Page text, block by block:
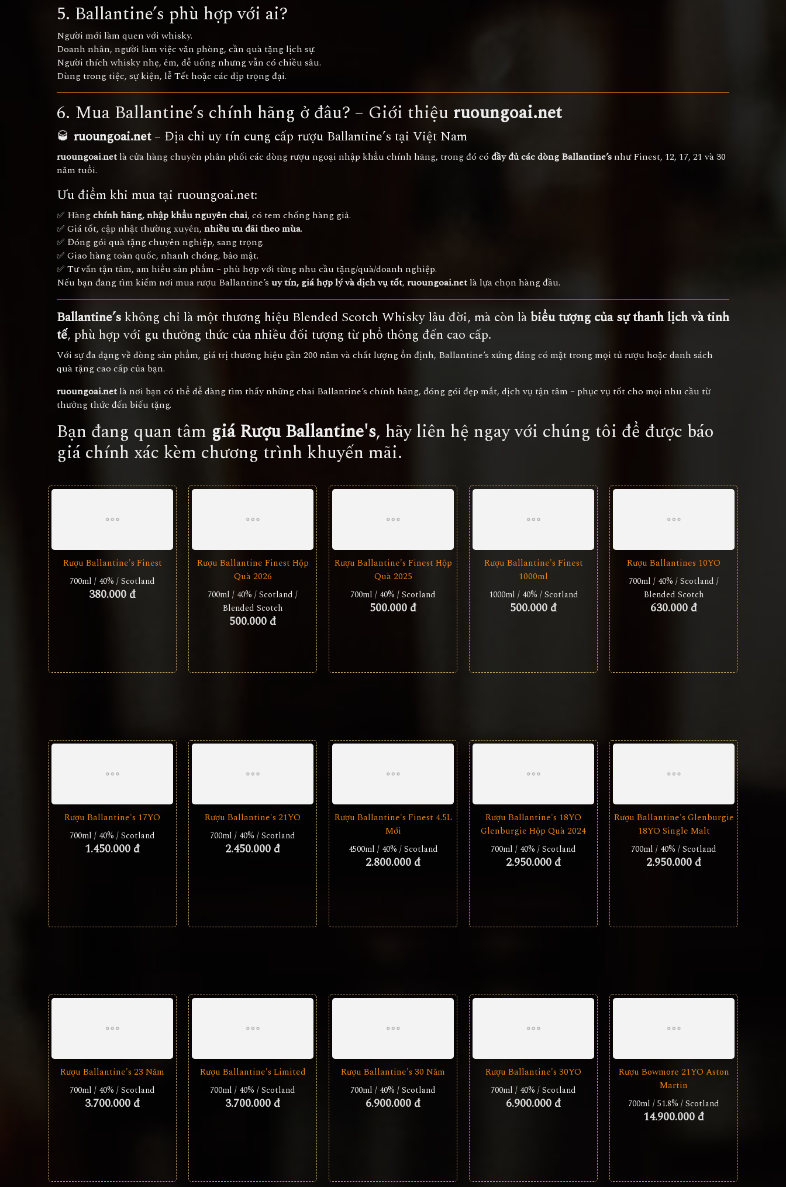
5. Ballantine’s phù hợp với ai?
Người mới làm quen với whisky.
Doanh nhân, người làm việc văn phòng, cần quà tặng lịch sự.
Người thích whisky nhẹ, êm, dễ uống nhưng vẫn có chiều sâu.
Dùng trong tiệc, sự kiện, lễ Tết hoặc các dịp trọng đại.
6. Mua Ballantine’s chính hãng ở đâu? – Giới thiệu ruoungoai.net
🥃 ruoungoai.net– Địa chỉ uy tín cung cấp rượu Ballantine’s tại Việt Nam
ruoungoai.netlà cửa hàng chuyên phân phối các dòng rượu ngoại nhập khẩu chính hãng, trong đó có đầy đủ các dòng Ballantine’snhư Finest, 12, 17, 21 và 30
năm tuổi.
Ưu điểm khi mua tại ruoungoai.net:
✅ Hàngchính hãng, nhập khẩu nguyên chai, có tem chống hàng giả.
✅ Giá tốt, cập nhật thường xuyên, nhiều ưu đãi theo mùa.
✅ Đóng gói quà tặng chuyên nghiệp, sang trọng.
✅ Giao hàng toàn quốc, nhanh chóng, bảo mật.
✅ Tư vấn tận tâm, am hiểu sản phẩm – phù hợp với từng nhu cầu tặng/quà/doanh nghiệp.
Nếu bạn đang tìm kiếm nơi mua rượu Ballantine’s uy tín, giá hợp lý và dịch vụ tốt, ruoungoai.netlà lựa chọn hàng đầu.
Ballantine’skhông chỉ là một thương hiệu Blended Scotch Whisky lâu đời, mà còn làbiểu tượng của sự thanh lịch và tinh
tế, phù hợp với gu thưởng thức của nhiều đối tượng từ phổ thông đến cao cấp.
Với sự đa dạng về dòng sản phẩm, giá trị thương hiệu gần 200 năm và chất lượng ổn định, Ballantine’s xứng đáng có mặt trong mọi tủ rượu hoặc danh sách
quà tặng cao cấp của bạn.
ruoungoai.net là nơi bạn có thể dễ dàng tìm thấy những chai Ballantine’s chính hãng, đóng gói đẹp mắt, dịch vụ tận tâm – phục vụ tốt cho mọi nhu cầu từ
thưởng thức đến biếu tặng.
Bạn đang quan tâm giá Rượu Ballantine's, hãy liên hệ ngay với chúng tôi để được báo
giá chính xác kèm chương trình khuyến mãi.
Rượu Ballantine's Finest
700ml / 40% / Scotland
380.000 đ
Rượu Ballantine Finest Hộp
Quà 2026
700ml / 40% / Scotland /
Blended Scotch
500.000 đ
Rượu Ballantine's Finest Hộp
Quà 2025
700ml / 40% / Scotland
500.000 đ
Rượu Ballantine's Finest
1000ml
1000ml / 40% / Scotland
500.000 đ
Rượu Ballantines 10YO
700ml / 40% / Scotland /
Blended Scotch
630.000 đ
Rượu Ballantine's 17YO
700ml / 40% / Scotland
1.450.000 đ
Rượu Ballantine's 21YO
700ml / 40% / Scotland
2.450.000 đ
Rượu Ballantine's Finest 4.5L
Mới
4500ml / 40% / Scotland
2.800.000 đ
Rượu Ballantine's 18YO
Glenburgie Hộp Quà 2024
700ml / 40% / Scotland
2.950.000 đ
Rượu Ballantine's Glenburgie
18YO Single Malt
700ml / 40% / Scotland
2.950.000 đ
Rượu Ballantine's 23 Năm
700ml / 40% / Scotland
3.700.000 đ
Rượu Ballantine's Limited
700ml / 40% / Scotland
3.700.000 đ
Rượu Ballantine's 30 Năm
700ml / 40% / Scotland
6.900.000 đ
Rượu Ballantine's 30YO
700ml / 40% / Scotland
6.900.000 đ
Rượu Bowmore 21YO Aston
Martin
700ml / 51.8% / Scotland
14.900.000 đ